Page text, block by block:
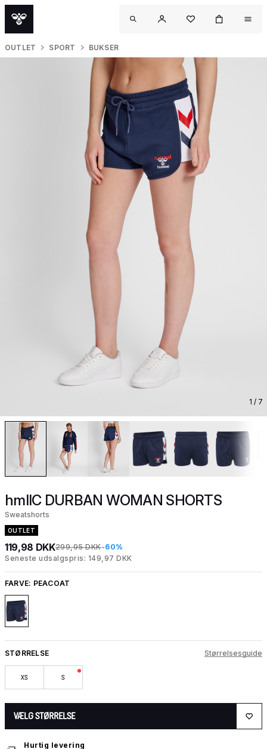
OUTLET SPORT BUKSER
1 / 7
hmlIC DURBAN WOMAN SHORTS
Sweatshorts
OUTLET
119,98 DKK299,95 DKK-60%
Seneste udsalgspris: 149,97 DKK
FARVE: PEACOAT
STØRRELSE Størrelsesguide
XS S
VÆLG STØRRELSE
Hurtig levering